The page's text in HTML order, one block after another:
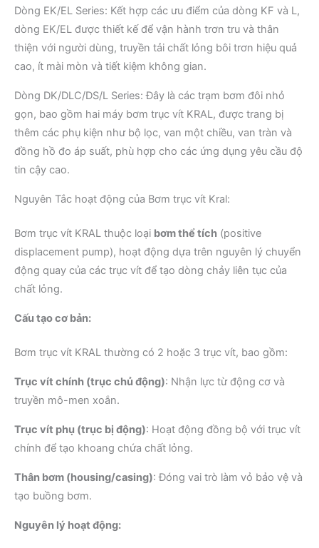
Dòng EK/EL Series: Kết hợp các ưu điểm của dòng KF và L,
dòng EK/EL được thiết kế để vận hành trơn tru và thân
thiện với người dùng, truyền tải chất lỏng bôi trơn hiệu quả
cao, ít mài mòn và tiết kiệm không gian. ​
Dòng DK/DLC/DS/L Series: Đây là các trạm bơm đôi nhỏ
gọn, bao gồm hai máy bơm trục vít KRAL, được trang bị
thêm các phụ kiện như bộ lọc, van một chiều, van tràn và
đồng hồ đo áp suất, phù hợp cho các ứng dụng yêu cầu độ
tin cậy cao. ​
Nguyên Tắc hoạt động của Bơm trục vít Kral:
Bơm trục vít KRAL thuộc loại bơm thể tích (positive
displacement pump), hoạt động dựa trên nguyên lý chuyển
động quay của các trục vít để tạo dòng chảy liên tục của
chất lỏng.
Cấu tạo cơ bản:
Bơm trục vít KRAL thường có 2 hoặc 3 trục vít, bao gồm:
Trục vít chính (trục chủ động): Nhận lực từ động cơ và
truyền mô-men xoắn.
Trục vít phụ (trục bị động): Hoạt động đồng bộ với trục vít
chính để tạo khoang chứa chất lỏng.
Thân bơm (housing/casing): Đóng vai trò làm vỏ bảo vệ và
tạo buồng bơm.
Nguyên lý hoạt động: